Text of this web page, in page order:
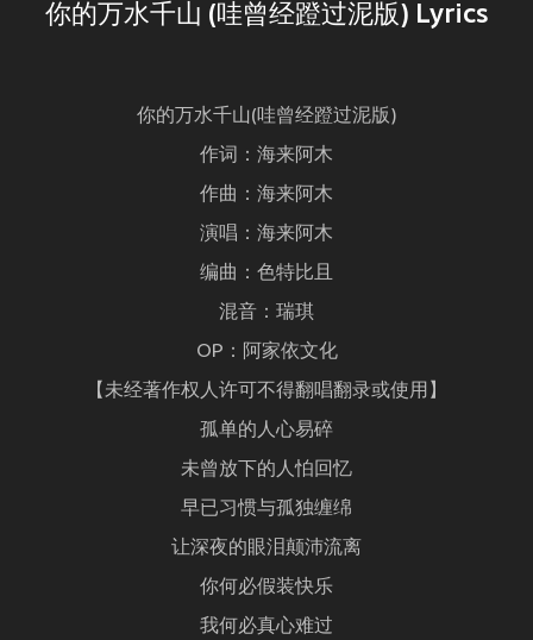
你的万水千山 (哇曾经蹬过泥版) Lyrics
你的万水千山(哇曾经蹬过泥版)
作词：海来阿木
作曲：海来阿木
演唱：海来阿木
编曲：色特比且
混音：瑞琪
OP：阿家依文化
【未经著作权人许可不得翻唱翻录或使用】
孤单的人心易碎
未曾放下的人怕回忆
早已习惯与孤独缠绵
让深夜的眼泪颠沛流离
你何必假装快乐
我何必真心难过